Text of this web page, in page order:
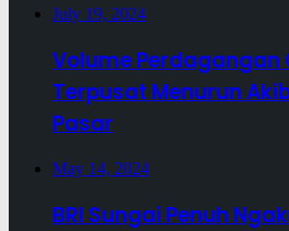
July 19, 2024
Volume Perdagangan
Terpusat Menurun
Pasar
May 14, 2024
BRI Sungai Penuh